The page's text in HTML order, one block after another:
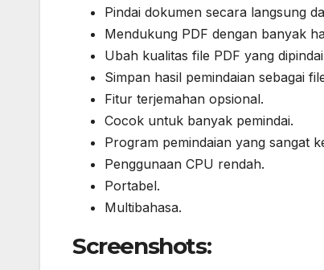
Pindai dokumen secara langsung
Mendukung PDF dengan banyak
Ubah kualitas file PDF yang
Simpan hasil pemindaian sebagai
Fitur terjemahan opsional.
Cocok untuk banyak pemindai.
Program pemindaian yang sangat
Penggunaan CPU rendah.
Portabel.
Multibahasa.
Screenshots: